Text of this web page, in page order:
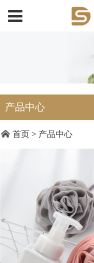
产品中心
DY19011
首页 > 产品中心